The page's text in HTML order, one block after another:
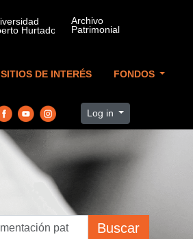
SITIOS DE INTERÉS FONDOS
Log in
Buscar